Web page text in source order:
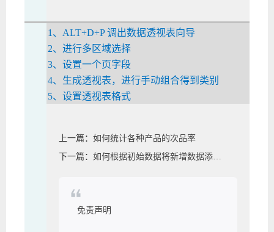
1、ALT+D+P 调出数据透视表向导
2、进行多区域选择
3、设置一个页字段
4、生成透视表，进行手动组合得到类别
5、设置透视表格式
上一篇： 如何统计各种产品的次品率
下一篇： 如何根据初始数据将新增数据添加到结果数据中
免责声明